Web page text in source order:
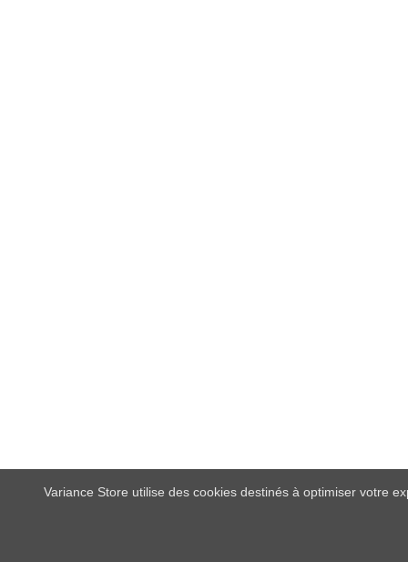
Variance Store utilise des cookies destinés à optimiser votre